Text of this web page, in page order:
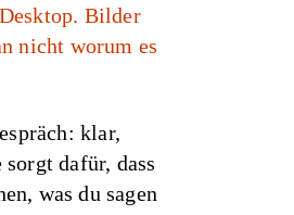
Bilder
nicht worum es
klar,
dafür, dass
was du sagen